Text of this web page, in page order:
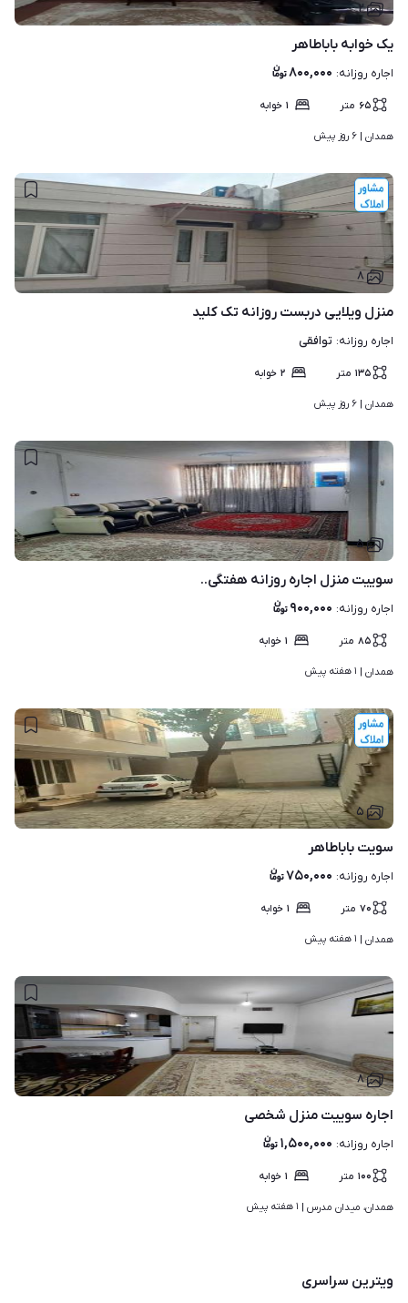
۲
یک خوابه باباطاهر
اجاره روزانه: ۸۰۰,۰۰۰
۶۵ متر ۱ خوابه
همدان | ۶ روز پیش
۸
منزل ویلایی دربست روزانه تک کلید
اجاره روزانه: توافقی
۱۳۵ متر ۲ خوابه
همدان | ۶ روز پیش
۵
سوییت منزل اجاره روزانه هفتگی..
اجاره روزانه: ۹۰۰,۰۰۰
۸۵ متر ۱ خوابه
همدان | ۱ هفته پیش
۵
سویت باباطاهر
اجاره روزانه: ۷۵۰,۰۰۰
۷۰ متر ۱ خوابه
همدان | ۱ هفته پیش
۸
اجاره سوییت منزل شخصی
اجاره روزانه: ۱,۵۰۰,۰۰۰
۱۰۰ متر ۱ خوابه
همدان، میدان مدرس | ۱ هفته پیش
ویترین سراسری